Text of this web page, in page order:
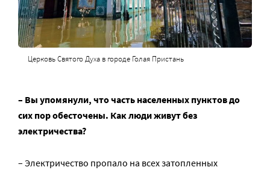
Церковь Святого Духа в городе Голая Пристань
– Вы упомянули, что часть населенных пунктов до
сих пор обесточены. Как люди живут без
электричества?
– Электричество пропало на всех затопленных